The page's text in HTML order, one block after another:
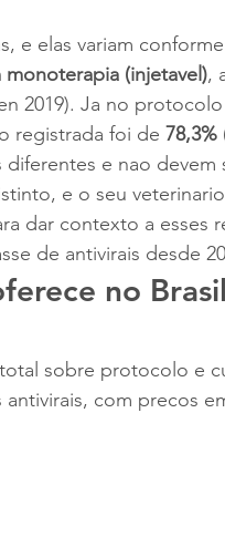
e elas variam
monoterapia (injetavel),
2019). Ja no
registrada foi de 78,3%
e nao devem
e o seu
dar contexto a esses
de antivirais desde
no
sobre protocolo e
com precos